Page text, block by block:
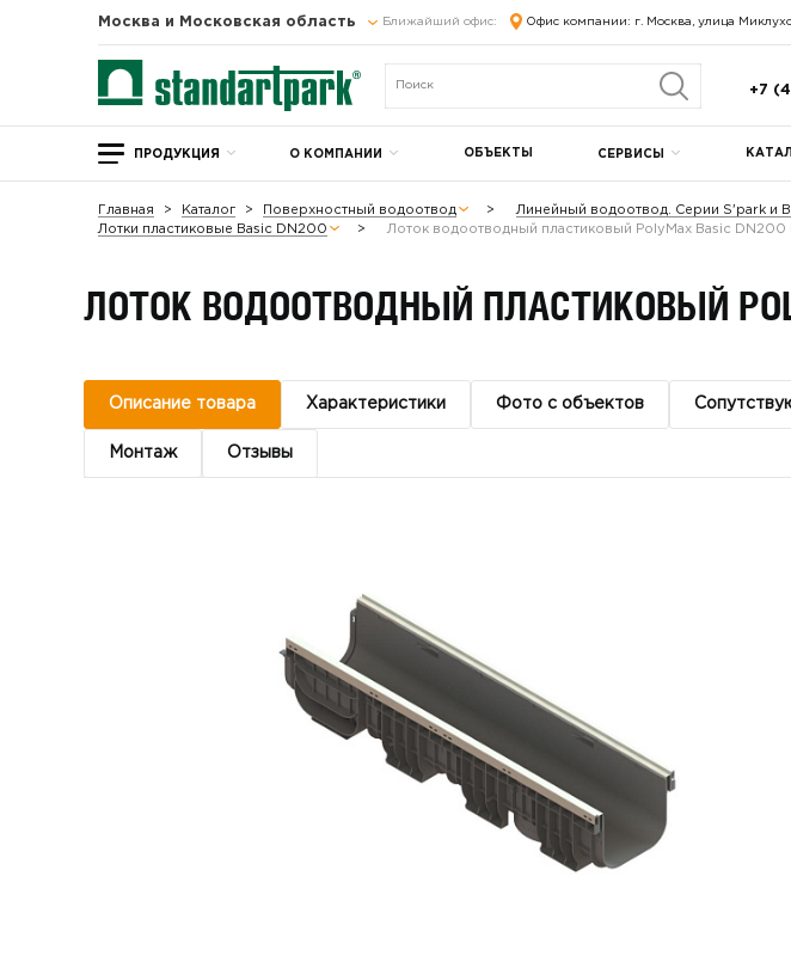
Москва и Московская область Ближайший офис: Офис компании: г. Москва, улица
+7
ПРОДУКЦИЯ О КОМПАНИИ ОБЪЕКТЫ СЕРВИСЫ
Главная Каталог Поверхностный водоотвод Линейный водоотвод. Серии S'park и
Лотки пластиковые Basic DN200
Лоток водоотводный пластиковый PolyMax Basic
ЛОТОК ВОДООТВОДНЫЙ ПЛАСТИКОВЫЙ
Описание товара Характеристики Фото с объектов
Монтаж Отзывы